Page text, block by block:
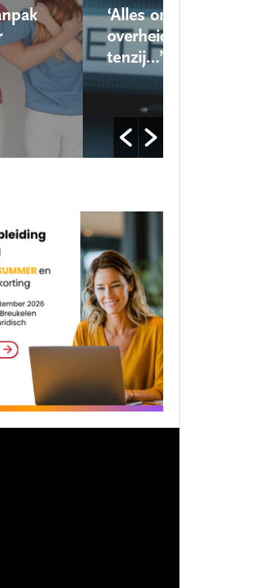
‘Alles onder de Wet open
overheid is openbaar,
tenzij…’